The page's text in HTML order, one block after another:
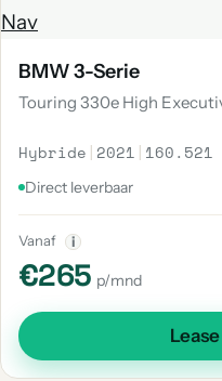
BMW 3-Serie
Touring 330e High
Hybride | 2021 | 160.521
Direct leverbaar
Vanaf i
€265 p/mnd